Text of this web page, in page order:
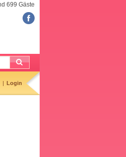
699 Gäste
Login